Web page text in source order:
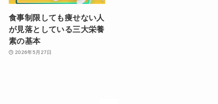
食事制限しても痩せない人
が見落としている三大栄養
素の基本
2026年5月27日